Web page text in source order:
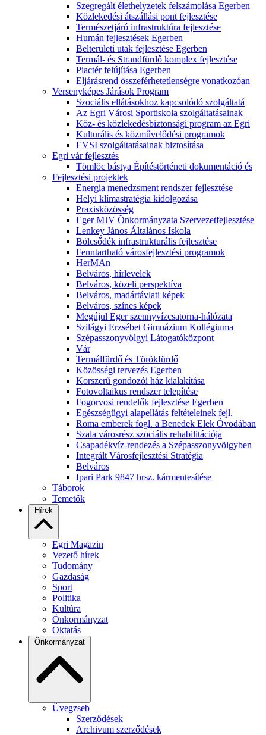
Szegregált élethelyzetek felszámolása Egerben
Közlekedési átszállási pont fejlesztése
Természetjáró infrastruktúra fejlesztése
Humán fejlesztések Egerben
Belterületi utak fejlesztése Egerben
Termál- és Strandfürdő komplex fejlesztése
Piactér felújítása Egerben
Eljárásrend összeférhetetlenségre vonatkozóan
Versenyképes Járások Program
Szociális ellátásokhoz kapcsolódó szolgáltatá
Az Egri Városi Sportiskola szolgáltatásainak
Köz- és közlekedésbiztonsági program az Egri
Kulturális és közművelődési programok
EVSI szolgáltatásainak biztosítása
Egri vár fejlesztés
Tömlöc bástya Építéstörténeti dokumentáció és
Fejlesztési projektek
Energia menedzsment rendszer fejlesztése
Helyi klímastratégia kidolgozása
Praxisközösség
Eger MJV Önkormányzata Szervezetfejlesztése
Lenkey János Általános Iskola
Bölcsődék infrastrukturális fejlesztése
Fenntartható városfejlesztési programok
HerMAn
Belváros, hírlevelek
Belváros, közeli perspektíva
Belváros, madártávlati képek
Belváros, színes képek
Megújul Eger szennyvízcsatorna-hálózata
Szilágyi Erzsébet Gimnázium Kollégiuma
Szépasszonyvölgyi Látogatóközpont
Vár
Termálfürdő és Törökfürdő
Közösségi tervezés Egerben
Korszerű gondozói ház kialakítása
Fotovoltaikus rendszer telepítése
Fogorvosi rendelők fejlesztése Egerben
Egészségügyi alapellátás feltételeinek fejl.
Roma emberek fogl. a Benedek Elek Óvodában
Szala városrész szociális rehabilitációja
Csapadékvíz-rendezés a Szépasszonyvölgyben
Integrált Városfejlesztési Stratégia
Belváros
Ipari Park 9847 hrsz. kármentesítése
Táborok
Temetők
Hírek
Egri Magazin
Vezető hírek
Tudomány
Gazdaság
Sport
Politika
Kultúra
Önkormányzat
Oktatás
Önkormányzat
Üvegzseb
Szerződések
Archivum szerződések